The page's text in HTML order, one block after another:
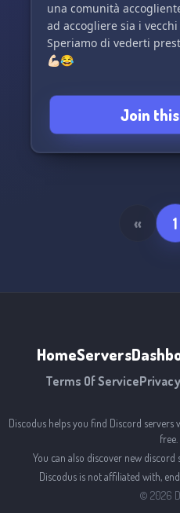
una comunità
ad accogliere sia i
Speriamo di vederti
💪🏻😂
Join
« 1
HomeServers
Terms Of Service
Discodus helps you find Discord
You can also discover new discord
Discodus is not affiliated with,
© 2026